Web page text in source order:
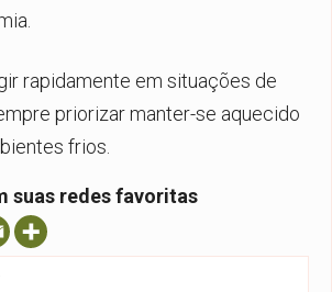
rapidamente em situações de
priorizar manter-se aquecido
frios.
suas redes favoritas